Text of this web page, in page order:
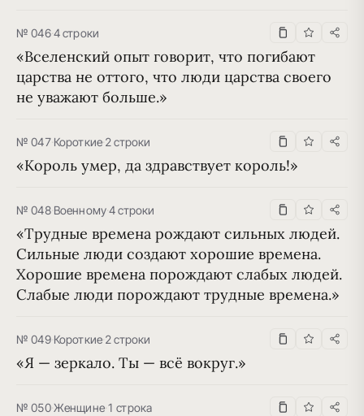
№ 046·4 строки
«Вселенский опыт говорит, что погибают
царства не оттого, что люди царства своего
не уважают больше.»
№ 047·Короткие·2 строки
«Король умер, да здравствует король!»
№ 048·Военному·4 строки
«Трудные времена рождают сильных людей.
Сильные люди создают хорошие времена.
Хорошие времена порождают слабых людей.
Слабые люди порождают трудные времена.»
№ 049·Короткие·2 строки
«Я — зеркало. Ты — всё вокруг.»
№ 050·Женщине·1 строка